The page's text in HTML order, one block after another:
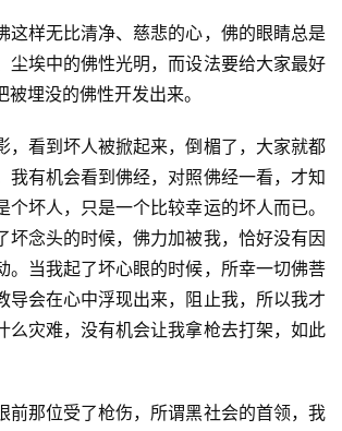
这样无比清净、慈悲的心，佛的眼睛总是
尘埃中的佛性光明，而设法要给大家最好
埋没的佛性开发出来。
，看到坏人被掀起来，倒楣了，大家就都
我有机会看到佛经，对照佛经一看，才知
个坏人，只是一个比较幸运的坏人而已。
坏念头的时候，佛力加被我，恰好没有因
。当我起了坏心眼的时候，所幸一切佛菩
导会在心中浮现出来，阻止我，所以我才
么灾难，没有机会让我拿枪去打架，如此
前那位受了枪伤，所谓黑社会的首领，我